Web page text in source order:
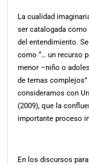
La cualidad
ser catalogada
del entendimiento.
como “… un recurso
menor –niño o
de temas
consideramos con
(2009), que la
importante proceso
En los discursos